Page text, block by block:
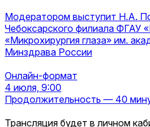
Модератором выступит Н.А.
Чебоксарского филиала
«Микрохирургия глаза» им.
Минздрава России
Онлайн-формат
4 июля, 9:00
Продолжительность — 40
Трансляция будет в личном